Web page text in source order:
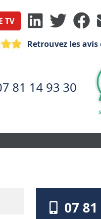
TV
Retrouvez les
81 14 93 30
07 81